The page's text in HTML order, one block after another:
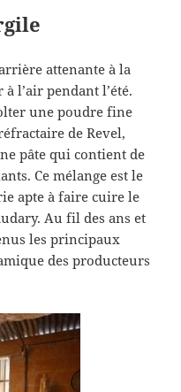
attenante à la
l’air pendant l’été.
une poudre fine
de Revel,
pâte qui contient de
Ce mélange est le
apte à faire cuire le
Au fil des ans et
les principaux
des producteurs